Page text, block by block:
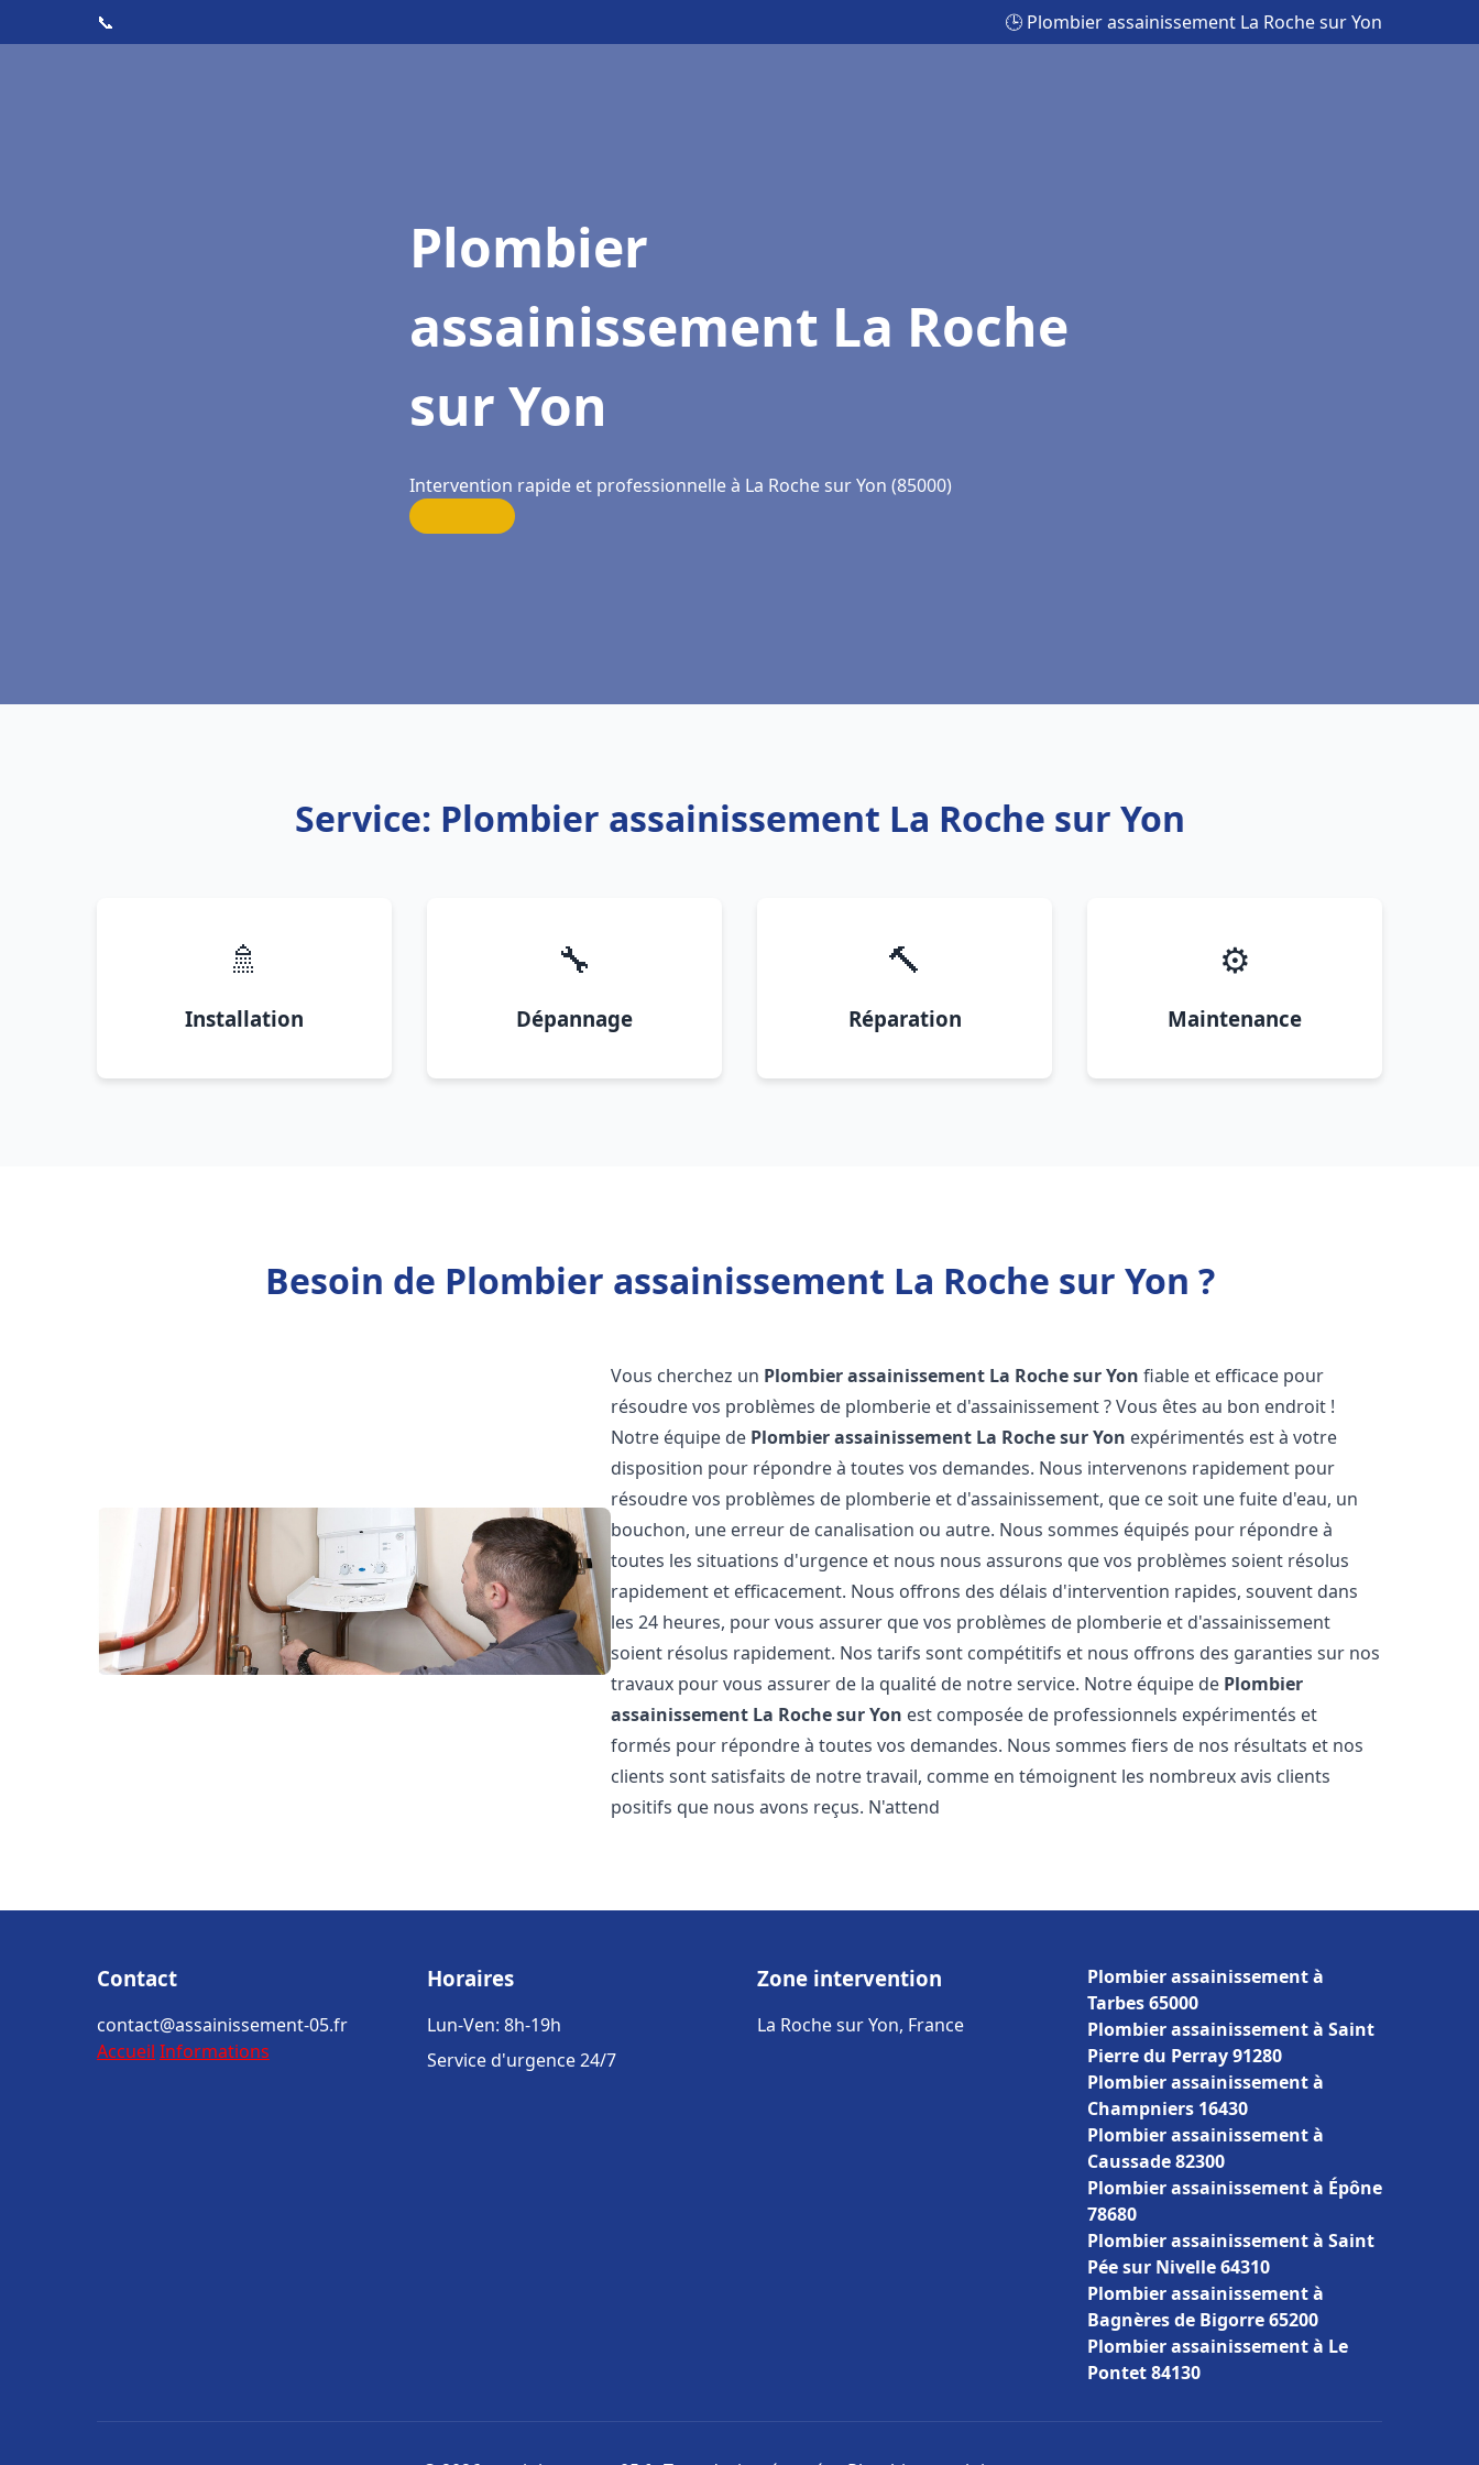
📞 🕒 Plombier assainissement La Roche sur Yon
Plombier
assainissement La Roche
sur Yon
Intervention rapide et professionnelle à La Roche sur Yon (85000)
Service: Plombier assainissement La Roche sur Yon
🚿
Installation
🔧
Dépannage
🔨
Réparation
⚙️
Maintenance
Besoin de Plombier assainissement La Roche sur Yon ?
Vous cherchez un Plombier assainissement La Roche sur Yon fiable et efficace pour
résoudre vos problèmes de plomberie et d'assainissement ? Vous êtes au bon endroit !
Notre équipe de Plombier assainissement La Roche sur Yon expérimentés est à votre
disposition pour répondre à toutes vos demandes. Nous intervenons rapidement pour
résoudre vos problèmes de plomberie et d'assainissement, que ce soit une fuite d'eau, un
bouchon, une erreur de canalisation ou autre. Nous sommes équipés pour répondre à
toutes les situations d'urgence et nous nous assurons que vos problèmes soient résolus
rapidement et efficacement. Nous offrons des délais d'intervention rapides, souvent dans
les 24 heures, pour vous assurer que vos problèmes de plomberie et d'assainissement
soient résolus rapidement. Nos tarifs sont compétitifs et nous offrons des garanties sur nos
travaux pour vous assurer de la qualité de notre service. Notre équipe de Plombier
assainissement La Roche sur Yon est composée de professionnels expérimentés et
formés pour répondre à toutes vos demandes. Nous sommes fiers de nos résultats et nos
clients sont satisfaits de notre travail, comme en témoignent les nombreux avis clients
positifs que nous avons reçus. N'attend
Contact
contact@assainissement-05.fr
Accueil Informations
Horaires
Lun-Ven: 8h-19h
Service d'urgence 24/7
Zone intervention
La Roche sur Yon, France
Plombier assainissement à
Tarbes 65000
Plombier assainissement à Saint
Pierre du Perray 91280
Plombier assainissement à
Champniers 16430
Plombier assainissement à
Caussade 82300
Plombier assainissement à Épône
78680
Plombier assainissement à Saint
Pée sur Nivelle 64310
Plombier assainissement à
Bagnères de Bigorre 65200
Plombier assainissement à Le
Pontet 84130